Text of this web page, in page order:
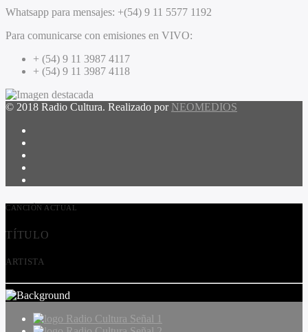
Whatsapp para mensajes: +(54) 9 11 5577 1192
Para comunicarse con emisiones en VIVO:
+ (54) 9 11 3987 4117
+ (54) 9 11 3987 4118
© 2018 Radio Cultura. Realizado por NEOMEDIOS
CANCIÓN ACTUAL
TÍTULO
ARTISTA
Radio Cultura Señal 1